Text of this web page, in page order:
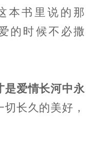
本书里说的那
的时候不必撒
是爱情长河中永
切长久的美好，